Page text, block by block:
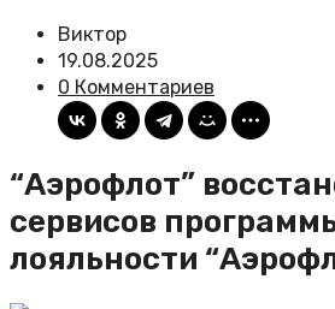
Виктор
19.08.2025
0 Комментариев
“Аэрофлот”
сервисов
лояльности